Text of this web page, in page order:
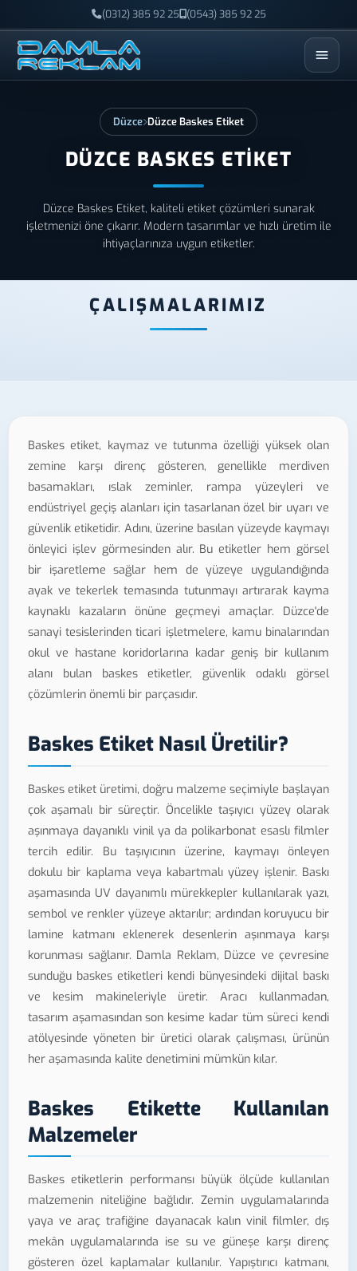
(0312) 385 92 25 (0543) 385 92 25
ESC
Düzce Düzce Baskes Etiket
DÜZCE BASKES ETIKET
Düzce Baskes Etiket, kaliteli etiket çözümleri sunarak
işletmenizi öne çıkarır. Modern tasarımlar ve hızlı üretim ile
ihtiyaçlarınıza uygun etiketler.
ÇALIŞMALARIMIZ
Baskes etiket, kaymaz ve tutunma özelliği yüksek olan
zemine karşı direnç gösteren, genellikle merdiven
basamakları, ıslak zeminler, rampa yüzeyleri ve
endüstriyel geçiş alanları için tasarlanan özel bir uyarı ve
güvenlik etiketidir. Adını, üzerine basılan yüzeyde kaymayı
önleyici işlev görmesinden alır. Bu etiketler hem görsel
bir işaretleme sağlar hem de yüzeye uygulandığında
ayak ve tekerlek temasında tutunmayı artırarak kayma
kaynaklı kazaların önüne geçmeyi amaçlar. Düzce'de
sanayi tesislerinden ticari işletmelere, kamu binalarından
okul ve hastane koridorlarına kadar geniş bir kullanım
alanı bulan baskes etiketler, güvenlik odaklı görsel
çözümlerin önemli bir parçasıdır.
Baskes Etiket Nasıl Üretilir?
Baskes etiket üretimi, doğru malzeme seçimiyle başlayan
çok aşamalı bir süreçtir. Öncelikle taşıyıcı yüzey olarak
aşınmaya dayanıklı vinil ya da polikarbonat esaslı filmler
tercih edilir. Bu taşıyıcının üzerine, kaymayı önleyen
dokulu bir kaplama veya kabartmalı yüzey işlenir. Baskı
aşamasında UV dayanımlı mürekkepler kullanılarak yazı,
sembol ve renkler yüzeye aktarılır; ardından koruyucu bir
lamine katmanı eklenerek desenlerin aşınmaya karşı
korunması sağlanır. Damla Reklam, Düzce ve çevresine
sunduğu baskes etiketleri kendi bünyesindeki dijital baskı
ve kesim makineleriyle üretir. Aracı kullanmadan,
tasarım aşamasından son kesime kadar tüm süreci kendi
atölyesinde yöneten bir üretici olarak çalışması, ürünün
her aşamasında kalite denetimini mümkün kılar.
Baskes Etikette Kullanılan
Malzemeler
Baskes etiketlerin performansı büyük ölçüde kullanılan
malzemenin niteliğine bağlıdır. Zemin uygulamalarında
yaya ve araç trafiğine dayanacak kalın vinil filmler, dış
mekân uygulamalarında ise su ve güneşe karşı direnç
gösteren özel kaplamalar kullanılır. Yapıştırıcı katmanı,